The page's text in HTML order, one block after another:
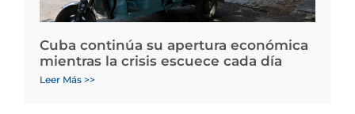
Cuba continúa su apertura económica
mientras la crisis escuece cada día
Leer Más >>